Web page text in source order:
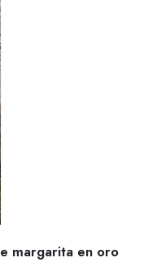
margarita en oro